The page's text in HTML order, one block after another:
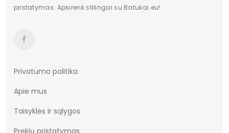
pristatymas. Apsirenk stilingai su Batukai.eu!
Privatumo politika
Apie mus
Taisyklės ir sąlygos
Prekių pristatymas